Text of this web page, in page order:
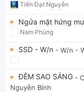
Tiến Đạt Nguyễn
Ngửa mặt hứng
Nam Phùng
SSD - W/n - W/n -
ĐÊM SAO SÁNG -
Nguyễn Bính